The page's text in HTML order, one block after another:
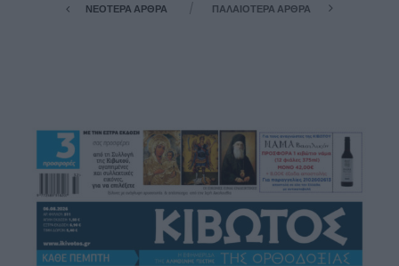
ΝΕΌΤΕΡΑ ΆΡΘΡΑ ΠΑΛΑΙΌΤΕΡΑ ΆΡΘΡΑ